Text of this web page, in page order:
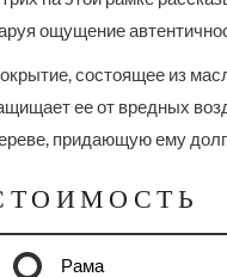
ощущение
состоящее из
ее от вредных
придающую ему
Рама